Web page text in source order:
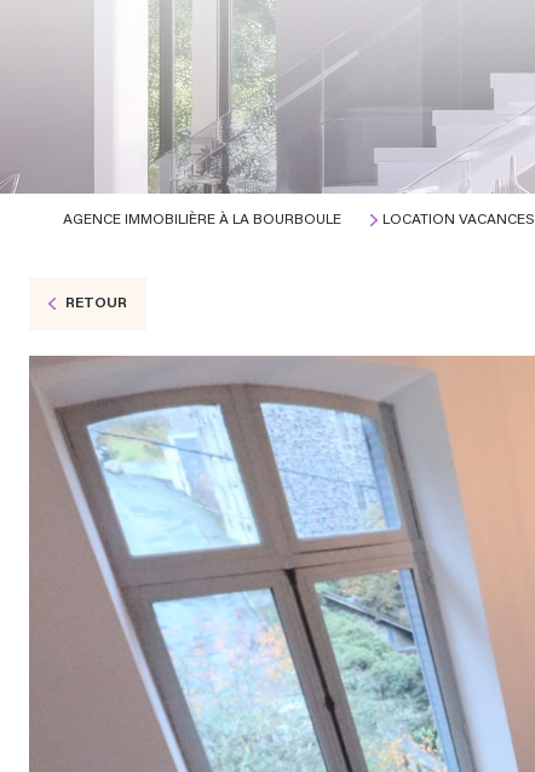
AGENCE IMMOBILIÈRE À LA BOURBOULE LOCATION VACANCES
RETOUR